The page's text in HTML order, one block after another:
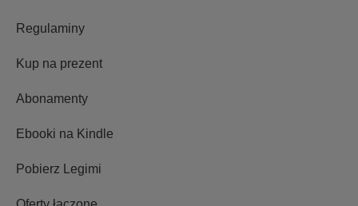
Regulaminy
Kup na prezent
Abonamenty
Ebooki na Kindle
Pobierz Legimi